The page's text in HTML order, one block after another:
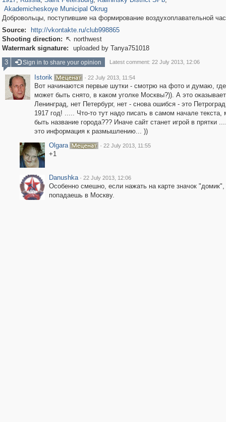
Akademicheskoye Municipal Okrug
Добровольцы, поступившие на формирование воздухоплавательной
Source:
http://vkontakte.ru/club998865
Shooting direction:  northwest
Watermark signature:
uploaded by Tanya751018
3
Sign in to share your opinion Latest comment: 22 July 2013, 12:06
Istorik · 22 July 2013, 11:54
Вот начинаются первые шутки - смотрю на фото и думаю,
может быть снято, в каком уголке Москвы?)). А это
Ленинград, нет Петербург, нет - снова ошибся - это
1917 год! ..... Что-то тут надо писать в самом начале текста,
быть название города??? Иначе сайт станет игрой в прятки
это информация к размышлению... ))
Olgara
· 22 July 2013, 11:55
+1
Danushka · 22 July 2013, 12:06
Особенно смешно, если нажать на карте значок "домик",
попадаешь в Москву.